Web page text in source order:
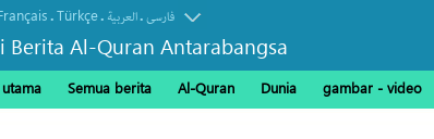
.Türkçe. العربیة.فارسی
Berita Al-Quran Antarabangsa
Semua berita Al-Quran Dunia gambar - video